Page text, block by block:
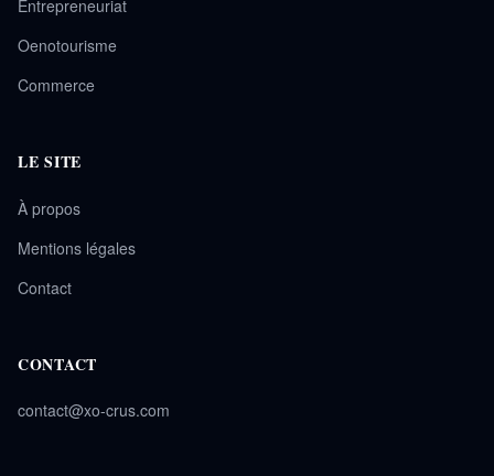
Entrepreneuriat
Oenotourisme
Commerce
LE SITE
À propos
Mentions légales
Contact
CONTACT
contact@xo-crus.com